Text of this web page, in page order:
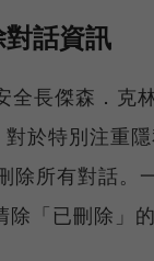
話資訊
長傑森．克
於特別注重
除所有對話。
「已刪除」的